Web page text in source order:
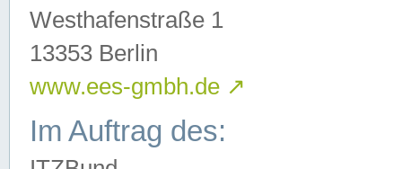
Westhafenstraße 1
13353 Berlin
www.ees-gmbh.de ↗
Im Auftrag des: